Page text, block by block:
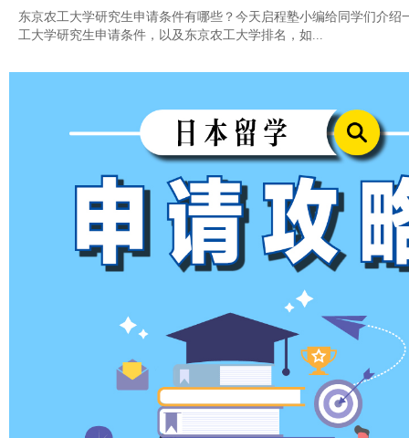
东京农工大学研究生申请条件有哪些？今天启程塾小编给同学们介绍
工大学研究生申请条件，以及东京农工大学排名，如...